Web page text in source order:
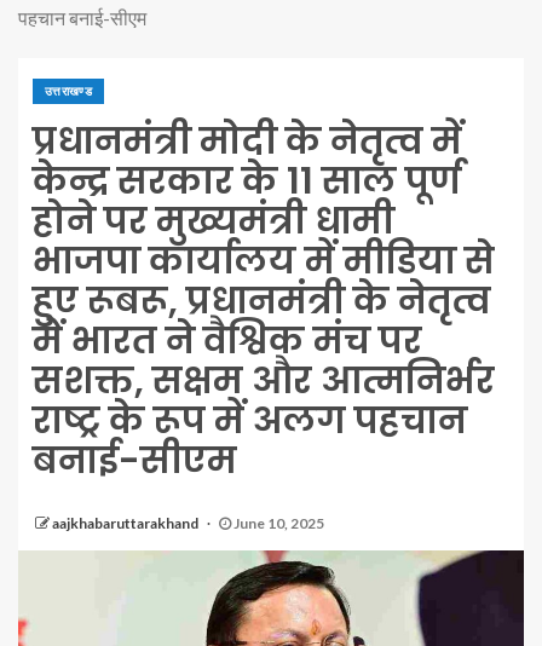
पहचान बनाई-सीएम
उत्तराखण्ड
प्रधानमंत्री मोदी के नेतृत्व में
केन्द्र सरकार के 11 साल पूर्ण
होने पर मुख्यमंत्री धामी
भाजपा कार्यालय में मीडिया से
हुए रूबरू, प्रधानमंत्री के नेतृत्व
में भारत ने वैश्विक मंच पर
सशक्त, सक्षम और आत्मनिर्भर
राष्ट्र के रूप में अलग पहचान
बनाई-सीएम
aajkhabaruttarakhand June 10, 2025